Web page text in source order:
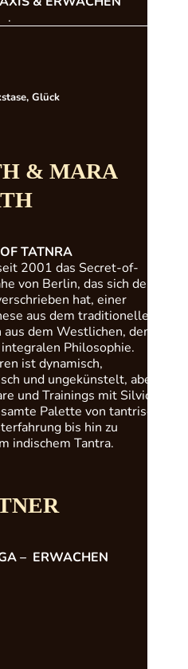
.
Glück
& MARA
TATNRA
2001 das Secret-of-
von Berlin, das sich dem
hat, einer
aus dem traditionellen
dem Westlichen, dem
Philosophie.
ist dynamisch,
und ungekünstelt, aber
und Trainings mit Silvio
Palette von tantrisch
bis hin zu
indischem Tantra.
– ERWACHEN